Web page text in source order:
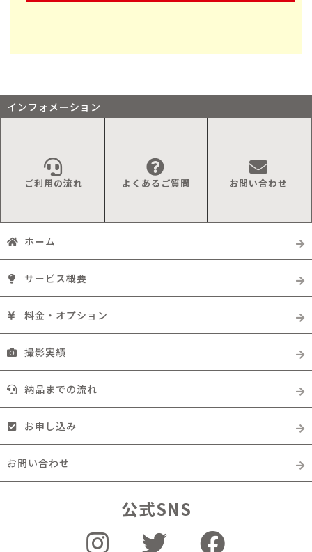
インフォメーション
ご利用の流れ よくあるご質問 お問い合わせ
ホーム
サービス概要
料金・オプション
撮影実績
納品までの流れ
お申し込み
お問い合わせ
公式SNS